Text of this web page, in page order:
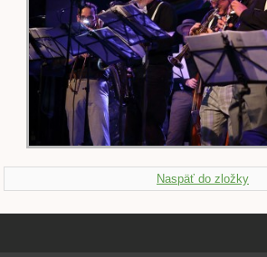
Naspäť do zložky